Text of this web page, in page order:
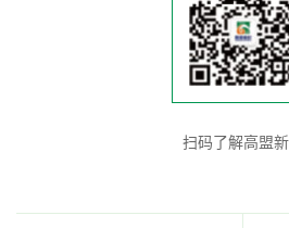
扫码了解高盟